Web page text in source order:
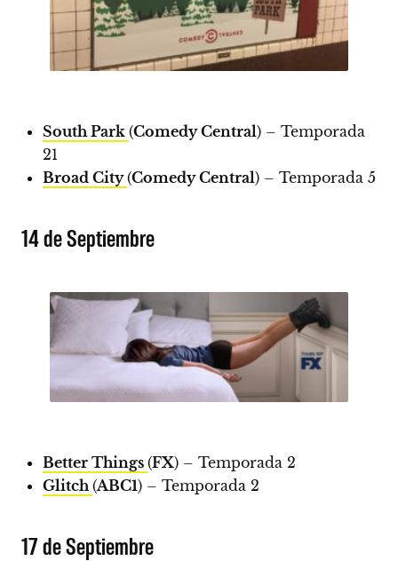
South Park (Comedy Central) – Temporada
21
Broad City(Comedy Central) – Temporada 5
14 de Septiembre
Better Things (FX) – Temporada 2
Glitch(ABC1) – Temporada 2
17 de Septiembre